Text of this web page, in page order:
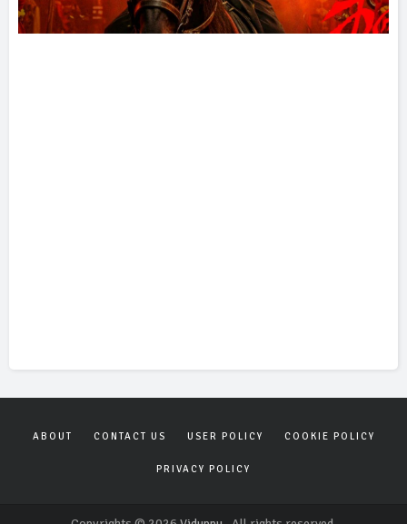
ABOUT CONTACT US USER POLICY COOKIE POLICY
PRIVACY POLICY